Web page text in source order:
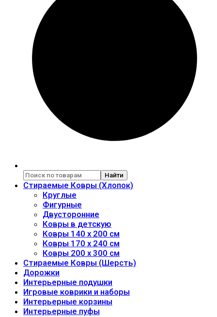
Найти
Стираемые Ковры (Хлопок)
Круглые
Фигурные
Двусторонние
Ковры в детскую
Ковры 140 x 200 см
Ковры 170 x 240 см
Ковры 200 x 300 см
Стираемые Ковры (Шерсть)
Дорожки
Интерьерные подушки
Игровые коврики и наборы
Интерьерные корзины
Интерьерные пуфы